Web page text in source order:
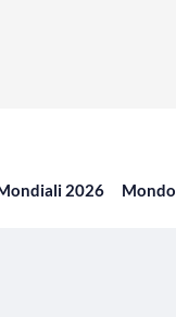
2026 Mondo